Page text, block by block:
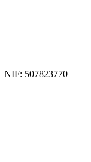
NIF: 507823770